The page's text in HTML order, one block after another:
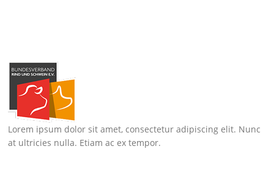
Lorem ipsum dolor sit amet, consectetur adipiscing elit. Nunc
at ultricies nulla. Etiam ac ex tempor.